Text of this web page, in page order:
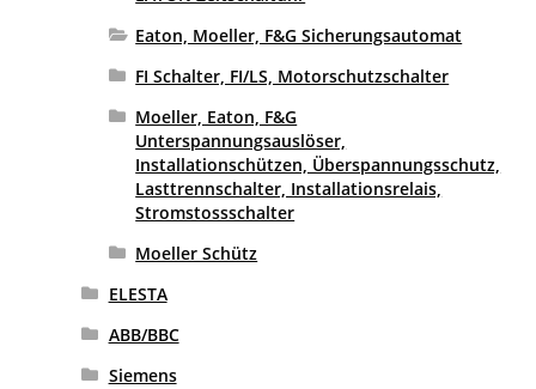
Eaton, Moeller, F&G Sicherungsautomat
FI Schalter, FI/LS, Motorschutzschalter
Moeller, Eaton, F&G
Unterspannungsauslöser,
Installationschützen, Überspannungsschutz,
Lasttrennschalter, Installationsrelais,
Stromstossschalter
Moeller Schütz
ELESTA
ABB/BBC
Siemens